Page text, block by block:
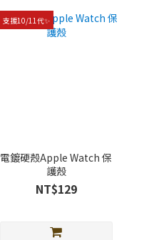
支援10/11代✨
電鍍硬殼Apple Watch 保
護殼
NT$129